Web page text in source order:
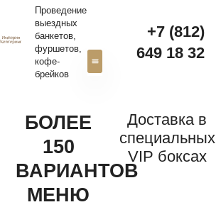
Проведение
выездных
банкетов,
фуршетов,
кофе-
брейков
+7 (812)
649 18 32‬
БОЛЕЕ
150
ВАРИАНТОВ
МЕНЮ
Доставка в
специальных
VIP боксах